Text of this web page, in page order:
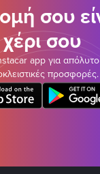
σου
χέρι σου
app για απόλυτο
προσφορές.